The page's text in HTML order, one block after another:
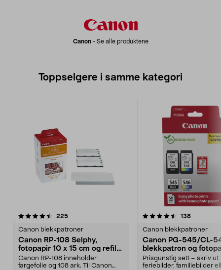
Canon- Se alle produktene
Toppselgere i samme kategori
225anmeldelser
Canon blekkpatroner
Canon RP-108 Selphy,
fotopapir 10 x 15 cm og refill
med fargefolie
Canon RP-108 inneholder
fargefolie og 108 ark. Til Canon
4.5 av 5 stjerner 138
Canon blekkpatroner
Canon PG-545/CL-
blekkpatron og
Prisgunstig sett – skriv ut
feriebilder, familiebilder
4.5 av 5 stjerner